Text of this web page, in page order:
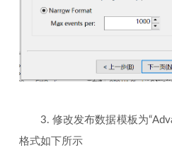
3. 修改发布数据模板为
格式如下所示